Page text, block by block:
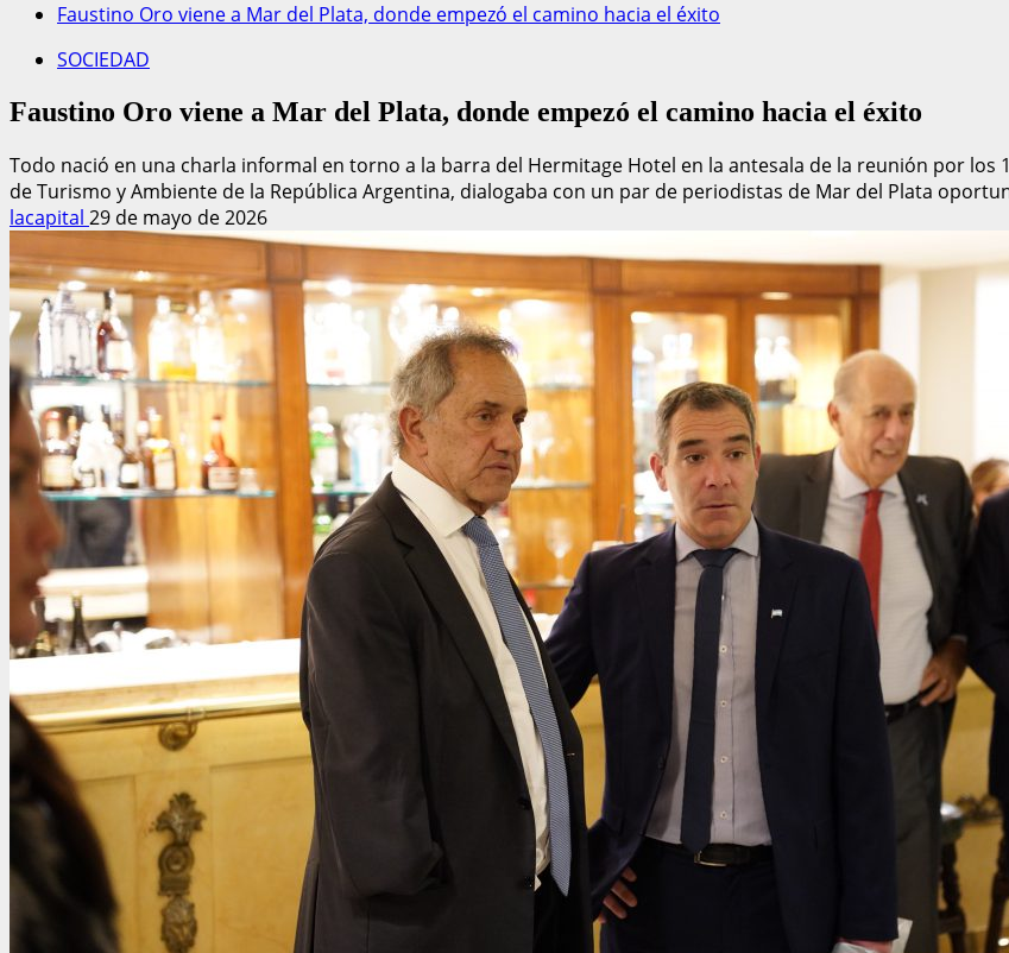
Faustino Oro viene a Mar del Plata, donde empezó el camino hacia el éxito
SOCIEDAD
Faustino Oro viene a Mar del Plata, donde empezó el camino hacia el éxito
Todo nació en una charla informal en torno a la barra del Hermitage Hotel en la antesala de la reunión por los
de Turismo y Ambiente de la República Argentina, dialogaba con un par de periodistas de Mar del Plata
lacapital 29 de mayo de 2026